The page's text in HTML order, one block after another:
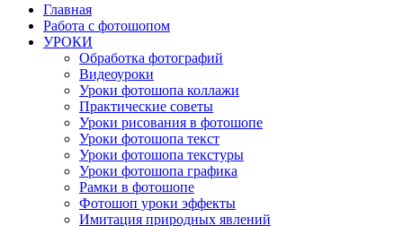
Главная
Работа с фотошопом
УРОКИ
Обработка фотографий
Видеоуроки
Уроки фотошопа коллажи
Практические советы
Уроки рисования в фотошопе
Уроки фотошопа текст
Уроки фотошопа текстуры
Уроки фотошопа графика
Рамки в фотошопе
Фотошоп уроки эффекты
Имитация природных явлений